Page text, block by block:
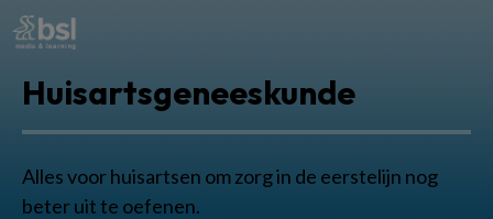
Huisartsgeneeskunde
Alles voor huisartsen om zorg in de eerstelijn nog
beter uit te oefenen.